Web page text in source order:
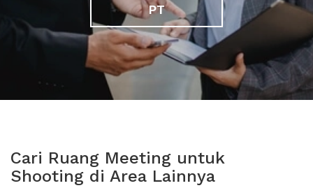
PT
Cari Ruang Meeting untuk
Shooting di Area Lainnya